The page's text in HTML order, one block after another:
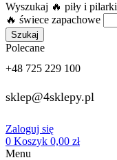
Wyszukaj 🔥 piły i pilarki
🔥 świece zapachowe
Szukaj
Polecane
+48 725 229 100
sklep@4sklepy.pl
Zaloguj się
0 Koszyk 0,00 zł
Menu